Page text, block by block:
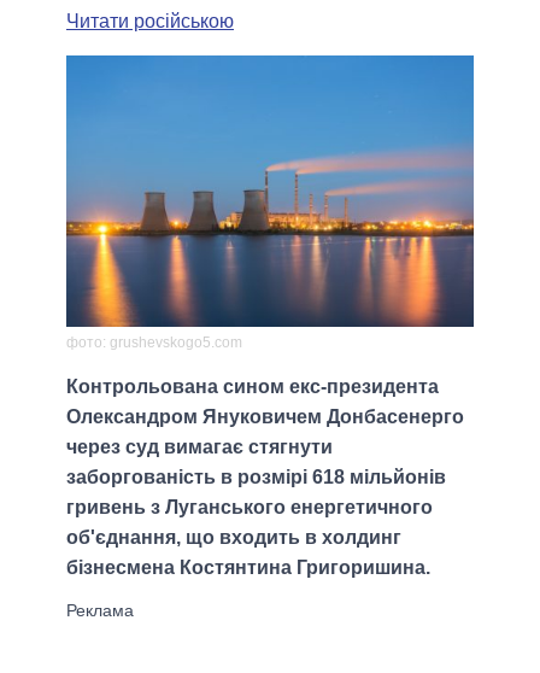
МЕРИ МІСТ
ПОРІВНЯННЯ ПОЛІТИКІВ
Читати російською
фото: grushevskogo5.com
Контрольована сином екс-президента
Олександром Януковичем Донбасенерго
через суд вимагає стягнути
заборгованість в розмірі 618 мільйонів
гривень з Луганського енергетичного
об'єднання, що входить в холдинг
бізнесмена Костянтина Григоришина.